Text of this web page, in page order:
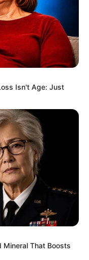
Isn't Age: Just
Mineral That Boosts